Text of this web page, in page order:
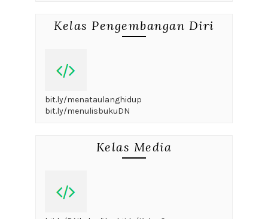
Kelas Pengembangan Diri
bit.ly/menataulanghidup
bit.ly/menulisbukuDN
Kelas Media